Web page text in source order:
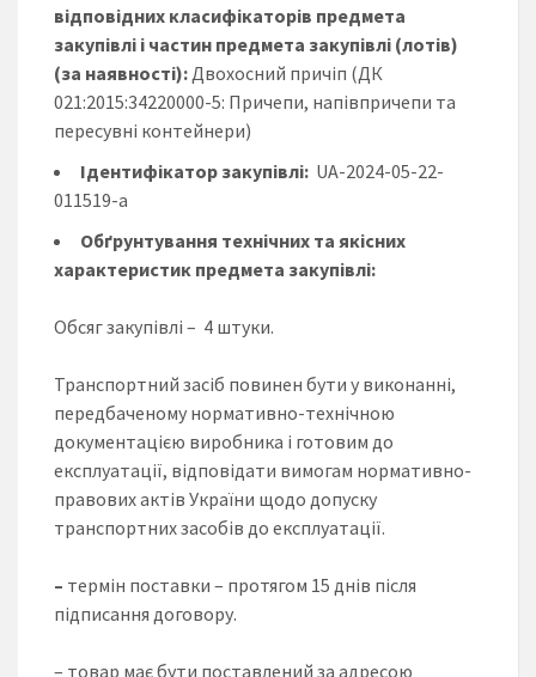
відповідних класифікаторів предмета
закупівлі і частин предмета закупівлі (лотів)
(за наявності): Двохосний причіп (ДК
021:2015:34220000-5: Причепи, напівпричепи та
пересувні контейнери)
Ідентифікатор закупівлі: UA-2024-05-22-
011519-a
Обґрунтування технічних та якісних
характеристик предмета закупівлі:
Обсяг закупівлі – 4 штуки.
Транспортний засіб повинен бути у виконанні,
передбаченому нормативно-технічною
документацією виробника і готовим до
експлуатації, відповідати вимогам нормативно-
правових актів України щодо допуску
транспортних засобів до експлуатації.
– термін поставки – протягом 15 днів після
підписання договору.
– товар має бути поставлений за адресою